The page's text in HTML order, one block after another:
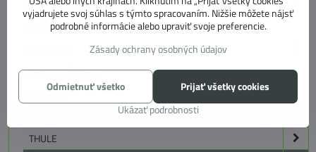
MARKÍZOVE PREDSTANY
SLNEČNÉ CLONY
DOPLNKOVÉ STANY
KOBERCE
PRÍSLUŠENSTVO PRE STANY A MARKÍZY
THULE
vyjadrujete svoj súhlas s týmto spracovaním. Nižšie môžete nájsť
podrobné informácie alebo upraviť svoje preferencie.
Zásady ochrany osobných údajov
Ukázať podrobnosti
Prijať všetky cookies
Odmietnuť všetko